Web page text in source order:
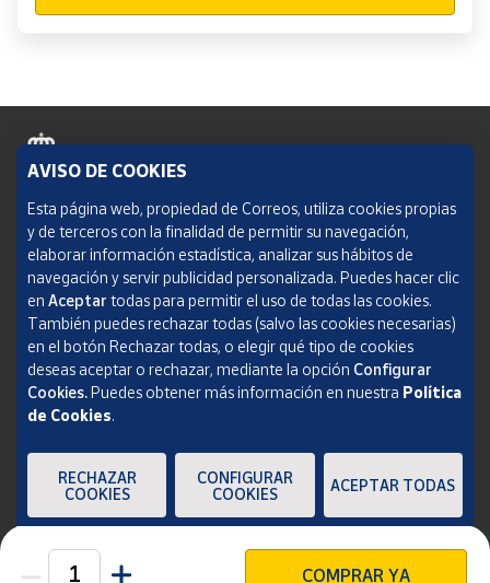
COMPRAR YA
Política de cookies
Aviso legal
Condiciones del servicio
Política de Privacidad Web
Informe de transparencia
SOCIEDAD ESTATAL CORREOS Y TELÉGRAFOS, S.A., S.M.E. Todos los derechos
AVISO DE COOKIES
Esta página web, propiedad de Correos, utiliza cookies propias
y de terceros con la finalidad de permitir su navegación,
elaborar información estadística, analizar sus hábitos de
navegación y servir publicidad personalizada. Puedes hacer clic
en Aceptar todas para permitir el uso de todas las cookies.
También puedes rechazar todas (salvo las cookies necesarias)
en el botón Rechazar todas, o elegir qué tipo de cookies
deseas aceptar o rechazar, mediante la opción Configurar
Cookies.Puedes obtener más información en nuestra Política
de Cookies.
RECHAZAR
COOKIES
CONFIGURAR
COOKIES
ACEPTAR TODAS